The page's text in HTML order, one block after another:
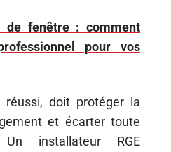
de fenêtre : comment
pour vos
doit protéger la
et écarter toute
installateur RGE